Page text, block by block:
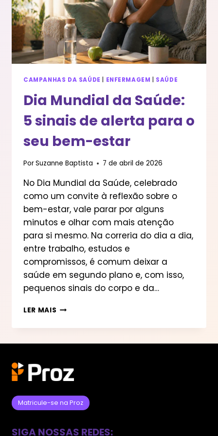
CAMPANHAS DA SAÚDE ENFERMAGEM SAÚDE
Dia Mundial da Saúde:
5 sinais de alerta para o
seu bem-estar
PorSuzanne Baptista 7 de abril de 2026
No Dia Mundial da Saúde, celebrado
como um convite à reflexão sobre o
bem-estar, vale parar por alguns
minutos e olhar com mais atenção
para si mesmo. Na correria do dia a dia,
entre trabalho, estudos e
compromissos, é comum deixar a
saúde em segundo plano e, com isso,
pequenos sinais do corpo e da…
LER MAIS DIA
DA
DE
ALERTA
O
SEU
ESTAR
Matricule-se na Proz
SIGA NOSSAS REDES: